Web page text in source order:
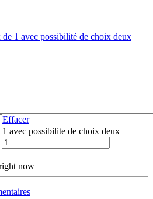
1 avec possibilité de choix deux
Effacer
avec possibilite de choix deux
−
now